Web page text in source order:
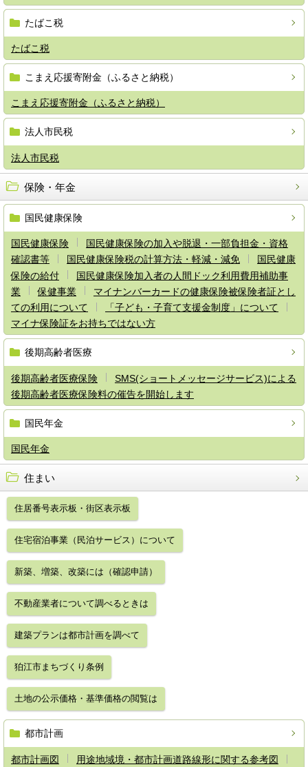
たばこ税
たばこ税
こまえ応援寄附金（ふるさと納税）
こまえ応援寄附金（ふるさと納税）
法人市民税
法人市民税
保険・年金
国民健康保険
国民健康保険
国民健康保険の加入や脱退・一部負担金・資格
確認書等
国民健康保険税の計算方法・軽減・減免
国民健康
保険の給付
国民健康保険加入者の人間ドック利用費用補助事
業
保健事業
マイナンバーカードの健康保険被保険者証とし
ての利用について
「子ども・子育て支援金制度」について
マイナ保険証をお持ちではない方
後期高齢者医療
後期高齢者医療保険
SMS(ショートメッセージサービス)による
後期高齢者医療保険料の催告を開始します
国民年金
国民年金
住まい
住居番号表示板・街区表示板
住宅宿泊事業（民泊サービス）について
新築、増築、改築には（確認申請）
不動産業者について調べるときは
建築プランは都市計画を調べて
狛江市まちづくり条例
土地の公示価格・基準価格の閲覧は
都市計画
都市計画図
用途地域境・都市計画道路線形に関する参考図